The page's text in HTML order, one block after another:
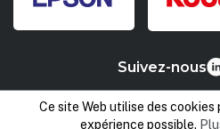
Suivez-nous
Ce site Web utilise des
expérience possible.